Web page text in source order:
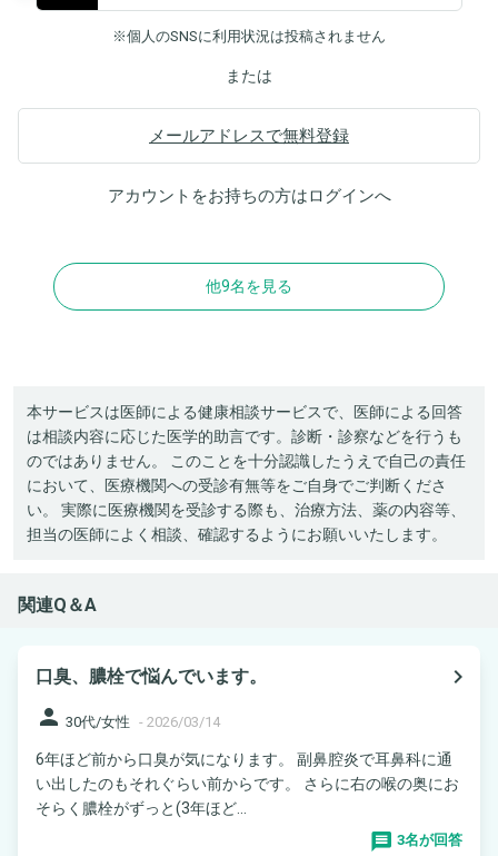
※個人のSNSに利用状況は投稿されません
または
メールアドレスで無料登録
アカウントをお持ちの方はログインへ
他9名を見る
本サービスは医師による健康相談サービスで、医師による回答
は相談内容に応じた医学的助言です。診断・診察などを行うも
のではありません。 このことを十分認識したうえで自己の責任
において、医療機関への受診有無等をご自身でご判断くださ
い。 実際に医療機関を受診する際も、治療方法、薬の内容等、
担当の医師によく相談、確認するようにお願いいたします。
関連Q＆A
口臭、膿栓で悩んでいます。
navigate_next
person 30代/女性 - 2026/03/14
6年ほど前から口臭が気になります。 副鼻腔炎で耳鼻科に通
い出したのもそれぐらい前からです。 さらに右の喉の奥にお
そらく膿栓がずっと(3年ほど...
3名が回答